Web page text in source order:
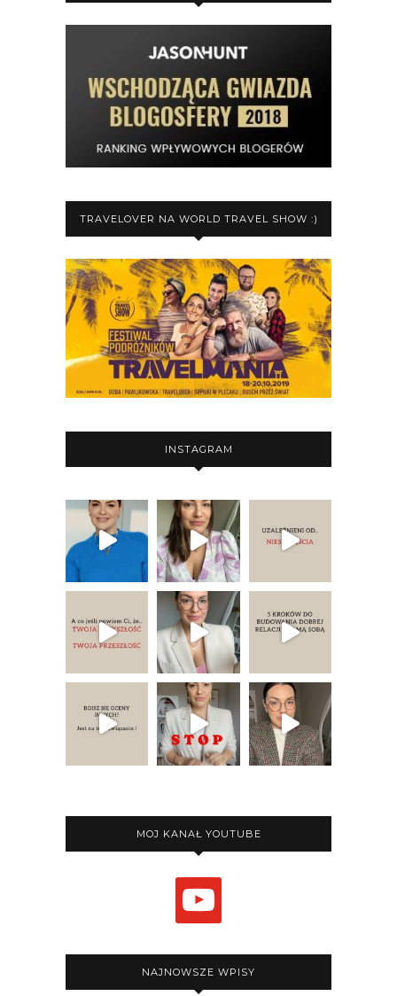
TRAVELOVER NA WORLD TRAVEL SHOW :)
INSTAGRAM
MOJ KANAŁ YOUTUBE
youtube
NAJNOWSZE WPISY